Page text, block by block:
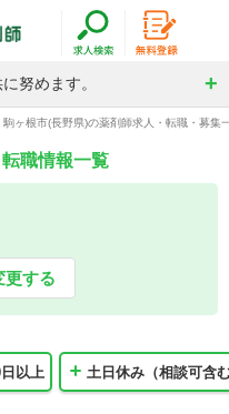
努めます。
駒ヶ根市(長野県)の薬剤師求人・転職・募集
職情報一覧
更する
以上 土日休み（相談可含